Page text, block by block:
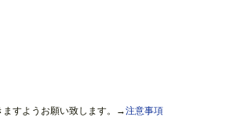
ますようお願い致します。→注意事項